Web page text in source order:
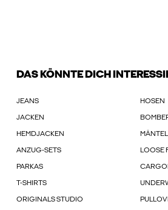
DAS KÖNNTE DICH
JEANS HOSEN
JACKEN
HEMDJACKEN MÄNTEL
ANZUG-SETS LOOSE
PARKAS
T-SHIRTS
ORIGINALS STUDIO